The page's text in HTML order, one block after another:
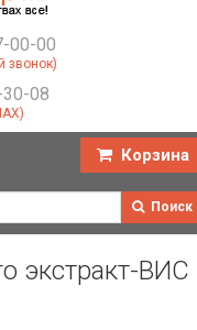
00-00
звонок)
08
Корзина
Поиск
экстракт-ВИС